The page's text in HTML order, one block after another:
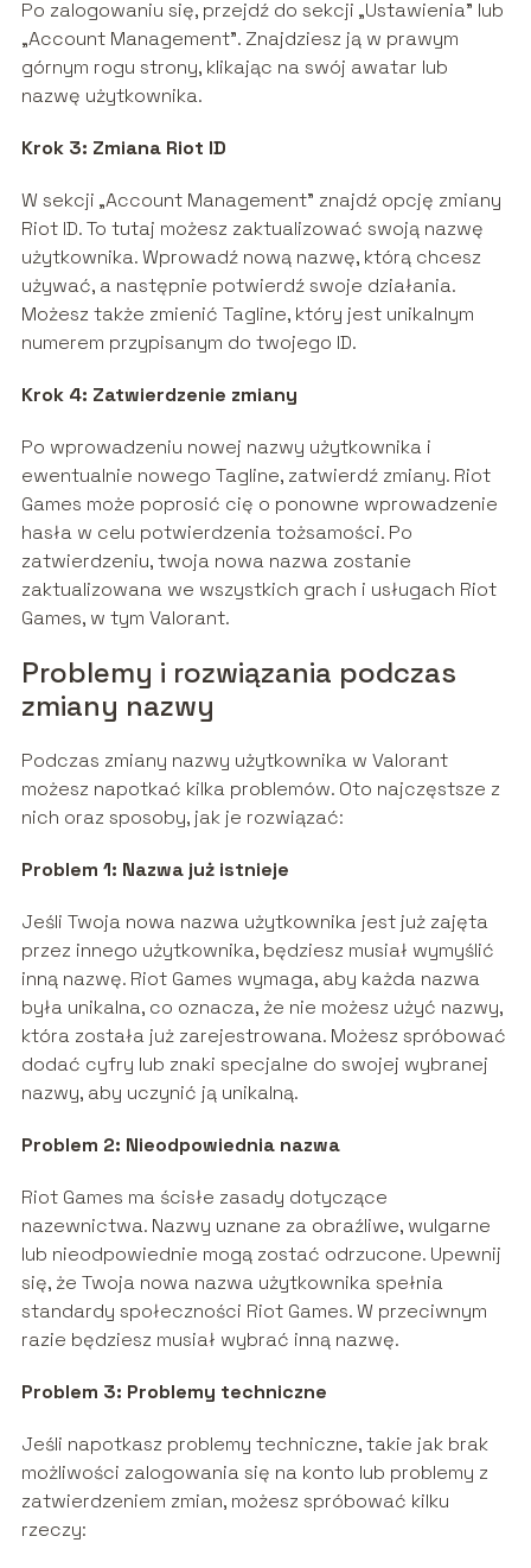
Po zalogowaniu się, przejdź do sekcji „Ustawienia” lub
„Account Management”. Znajdziesz ją w prawym
górnym rogu strony, klikając na swój awatar lub
nazwę użytkownika.
Krok 3: Zmiana Riot ID
W sekcji „Account Management” znajdź opcję zmiany
Riot ID. To tutaj możesz zaktualizować swoją nazwę
użytkownika. Wprowadź nową nazwę, którą chcesz
używać, a następnie potwierdź swoje działania.
Możesz także zmienić Tagline, który jest unikalnym
numerem przypisanym do twojego ID.
Krok 4: Zatwierdzenie zmiany
Po wprowadzeniu nowej nazwy użytkownika i
ewentualnie nowego Tagline, zatwierdź zmiany. Riot
Games może poprosić cię o ponowne wprowadzenie
hasła w celu potwierdzenia tożsamości. Po
zatwierdzeniu, twoja nowa nazwa zostanie
zaktualizowana we wszystkich grach i usługach Riot
Games, w tym Valorant.
Problemy i rozwiązania podczas
zmiany nazwy
Podczas zmiany nazwy użytkownika w Valorant
możesz napotkać kilka problemów. Oto najczęstsze z
nich oraz sposoby, jak je rozwiązać:
Problem 1: Nazwa już istnieje
Jeśli Twoja nowa nazwa użytkownika jest już zajęta
przez innego użytkownika, będziesz musiał wymyślić
inną nazwę. Riot Games wymaga, aby każda nazwa
była unikalna, co oznacza, że nie możesz użyć nazwy,
która została już zarejestrowana. Możesz spróbować
dodać cyfry lub znaki specjalne do swojej wybranej
nazwy, aby uczynić ją unikalną.
Problem 2: Nieodpowiednia nazwa
Riot Games ma ścisłe zasady dotyczące
nazewnictwa. Nazwy uznane za obraźliwe, wulgarne
lub nieodpowiednie mogą zostać odrzucone. Upewnij
się, że Twoja nowa nazwa użytkownika spełnia
standardy społeczności Riot Games. W przeciwnym
razie będziesz musiał wybrać inną nazwę.
Problem 3: Problemy techniczne
Jeśli napotkasz problemy techniczne, takie jak brak
możliwości zalogowania się na konto lub problemy z
zatwierdzeniem zmian, możesz spróbować kilku
rzeczy: